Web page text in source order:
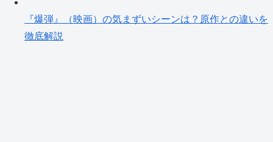
『爆弾』（映画）の気まずいシーンは？原作との違いを
徹底解説